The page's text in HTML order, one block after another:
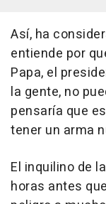
Así, ha
entiende por
Papa, el
la gente, no
pensaría que
tener un arma
El inquilino de
horas antes